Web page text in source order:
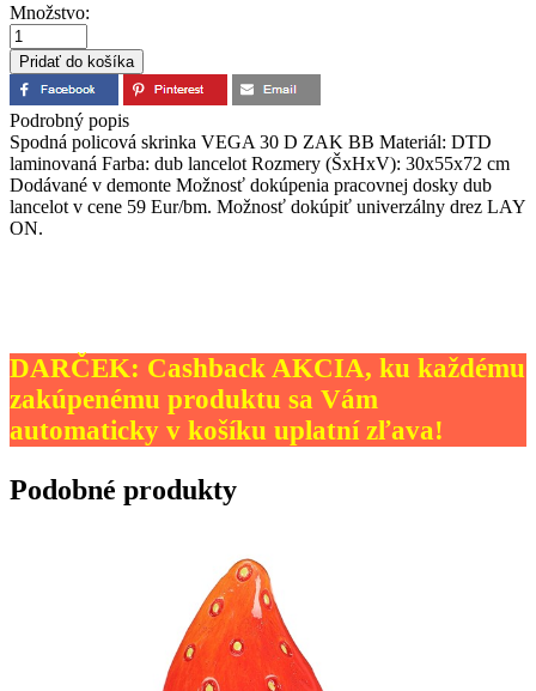
Množstvo:
Podrobný popis
Spodná policová skrinka VEGA 30 D ZAK BB Materiál: DTD
laminovaná Farba: dub lancelot Rozmery (ŠxHxV): 30x55x72 cm
Dodávané v demonte Možnosť dokúpenia pracovnej dosky dub
lancelot v cene 59 Eur/bm. Možnosť dokúpiť univerzálny drez LAY
ON.
DARČEK: Cashback AKCIA, ku každému
zakúpenému produktu sa Vám
automaticky v košíku uplatní zľava!
Podobné produkty